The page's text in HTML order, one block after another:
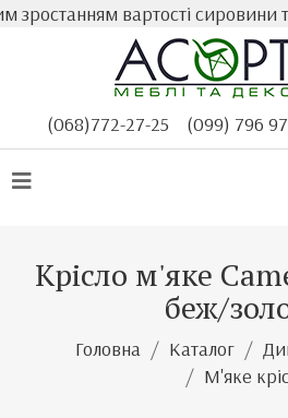
вартості сировини та
(068)772-27-25
(099) 796
Крісло м'яке
беж/
Головна Каталог
М'яке